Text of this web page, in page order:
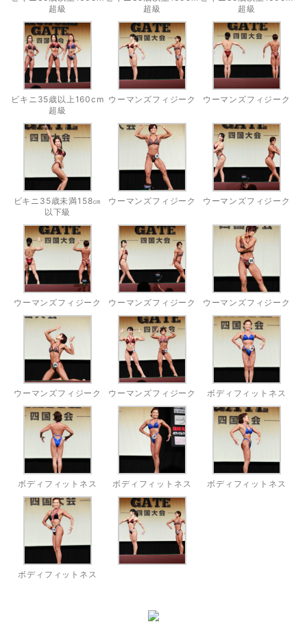
超級
超級
超級
ビキニ35歳以上160cm
超級
ウーマンズフィジーク ウーマンズフィジーク
ビキニ35歳未満158㎝
以下級
ウーマンズフィジーク ウーマンズフィジーク
ウーマンズフィジーク ウーマンズフィジーク ウーマンズフィジーク
ウーマンズフィジーク ウーマンズフィジーク ボディフィットネス
ボディフィットネス ボディフィットネス ボディフィットネス
ボディフィットネス